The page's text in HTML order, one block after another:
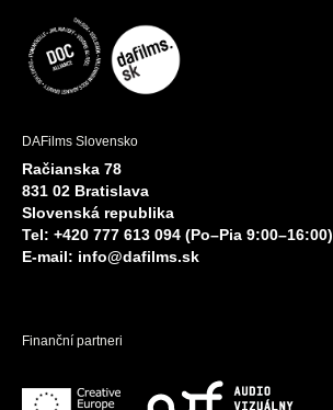
DAFilms Slovensko
Račianska 78
831 02 Bratislava
Slovenská republika
Tel: +420 777 613 094 (Po–Pia 9:00–16:00)
E-mail: info@dafilms.sk
Finanční partneri